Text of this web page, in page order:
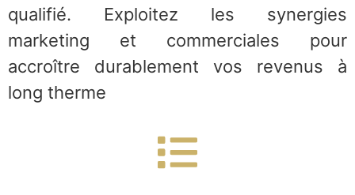
qualifié. Exploitez les synergies
marketing et commerciales pour
accroître durablement vos revenus à
long therme